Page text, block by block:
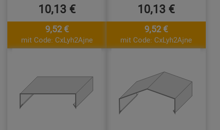
10,13 €
9,52 €
mit Code: CxLyh2Ajne
10,13 €
9,52 €
mit Code: CxLyh2Ajne